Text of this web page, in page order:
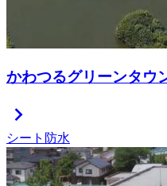
かわつるグリーンタウ
chevron_right
シート防水